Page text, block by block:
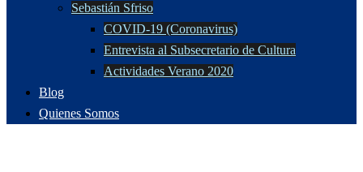
Sebastián Sfriso
COVID-19 (Coronavirus)
Entrevista al Subsecretario de Cultura
Actividades Verano 2020
Blog
Quienes Somos